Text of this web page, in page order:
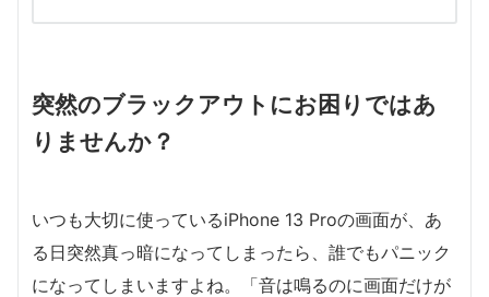
突然のブラックアウトにお困りではあ
りませんか？
いつも大切に使っているiPhone 13 Proの画面が、あ
る日突然真っ暗になってしまったら、誰でもパニック
になってしまいますよね。「音は鳴るのに画面だけが